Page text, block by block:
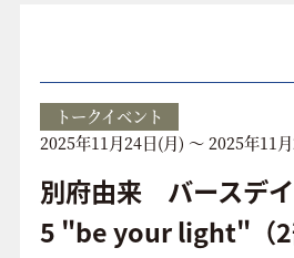
アクセス
協賛企業 / 運営会社
お問い合わせ
トークイベント
2025年11月24日(月) ～ 2025年11
別府由来 バースデ
5 "be your light"（2